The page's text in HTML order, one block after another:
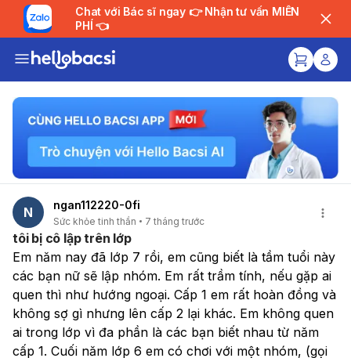
Chat với Bác sĩ ngay 👉 Nhận tư vấn MIỄN
PHÍ 👈
N ngan112220-0fi
Sức khỏe tinh thần 7 tháng trước
tôi bị cô lập trên lớp
Em năm nay đã lớp 7 rồi, em cũng biết là tầm tuổi này
các bạn nữ sẽ lập nhóm. Em rất trầm tính, nếu gặp ai
quen thì như hướng ngoại. Cấp 1 em rất hoàn đồng và
không sợ gì nhưng lên cấp 2 lại khác. Em không quen
ai trong lớp vì đa phần là các bạn biết nhau từ năm
cấp 1. Cuối năm lớp 6 em có chơi với một nhóm, (gọi